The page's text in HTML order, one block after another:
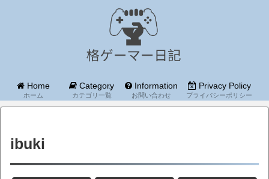
Home
ホーム
Category
カテゴリ一覧
Information
お問い合わせ
Privacy Policy
プライバシーポリシー
ibuki